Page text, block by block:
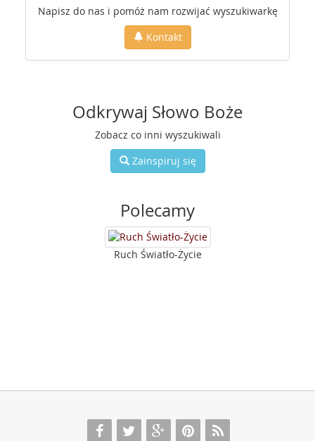
Napisz do nas i pomóż nam rozwijać wyszukiwarkę
Kontakt
Odkrywaj Słowo Boże
Zobacz co inni wyszukiwali
Zainspiruj się
Polecamy
Ruch Światło-Życie